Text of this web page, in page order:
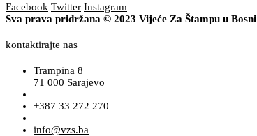
Facebook Twitter Instagram
Sva prava pridržana © 2023 Vijeće Za Štampu u
kontaktirajte nas
Trampina 8
71 000 Sarajevo
+387 33 272 270
info@vzs.ba